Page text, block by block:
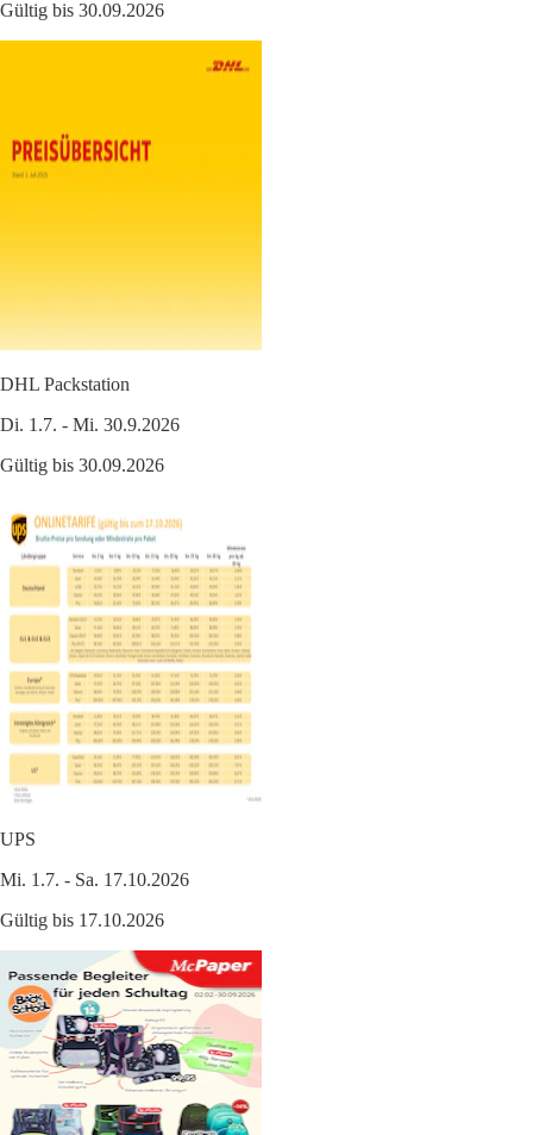
Gültig bis 30.09.2026
DHL Packstation
Di. 1.7. - Mi. 30.9.2026
Gültig bis 30.09.2026
UPS
Mi. 1.7. - Sa. 17.10.2026
Gültig bis 17.10.2026